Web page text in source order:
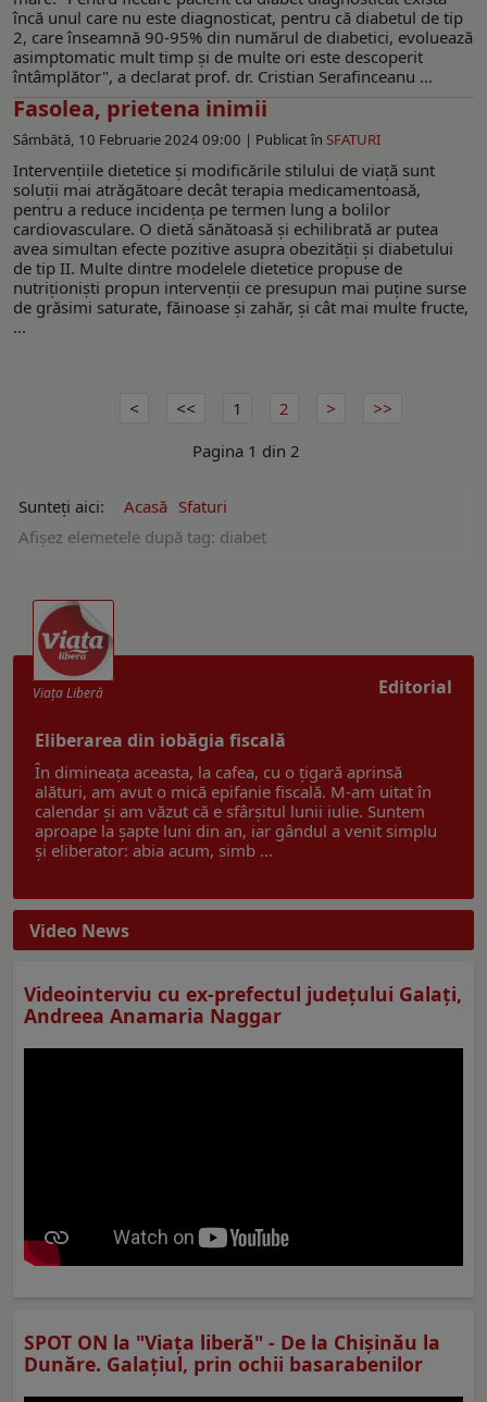
încă unul care nu este diagnosticat, pentru că diabetul de tip
2, care înseamnă 90-95% din numărul de diabetici, evoluează
asimptomatic mult timp şi de multe ori este descoperit
întâmplător", a declarat prof. dr. Cristian Serafinceanu ...
Fasolea, prietena inimii
Sâmbătă, 10 Februarie 2024 09:00 | Publicat în SFATURI
Intervențiile dietetice și modificările stilului de viață sunt
soluții mai atrăgătoare decât terapia medicamentoasă,
pentru a reduce incidența pe termen lung a bolilor
cardiovasculare. O dietă sănătoasă și echilibrată ar putea
avea simultan efecte pozitive asupra obezității și diabetului
de tip II. Multe dintre modelele dietetice propuse de
nutriționiști propun intervenții ce presupun mai puține surse
de grăsimi saturate, făinoase și zahăr, și cât mai multe fructe,
...
1
2
Pagina 1 din 2
Sunteți aici: Acasă Sfaturi
Afişez elemetele după tag: diabet
Editorial
Viaţa Liberă
Eliberarea din iobăgia fiscală
În dimineața aceasta, la cafea, cu o țigară aprinsă
alături, am avut o mică epifanie fiscală. M-am uitat în
calendar și am văzut că e sfârșitul lunii iulie. Suntem
aproape la șapte luni din an, iar gândul a venit simplu
și eliberator: abia acum, simb ...
Video News
Videointerviu cu ex-prefectul judeţului Galaţi,
Andreea Anamaria Naggar
SPOT ON la "Viaţa liberă" - De la Chișinău la
Dunăre. Galațiul, prin ochii basarabenilor